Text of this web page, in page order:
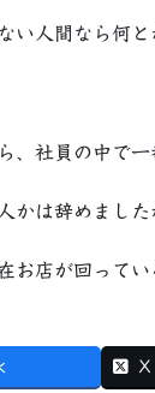
い人間なら何と
、社員の中で
かは辞めまし
お店が回ってい
X